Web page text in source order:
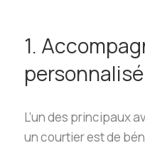
1.
L’un des principaux
un courtier est de